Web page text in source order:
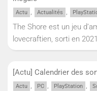
Actu , Actualités ,
The Shore est un jeu
lovecraftien, sorti en
[Actu] Calendrier des
Actu , PC , PlayStation ,